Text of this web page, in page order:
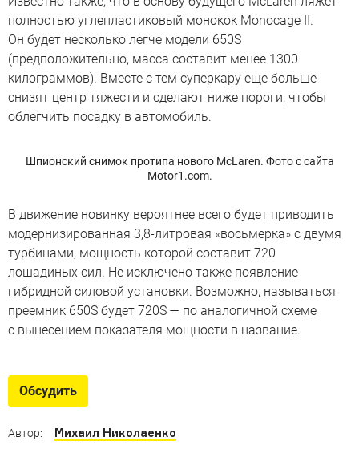
полностью углепластиковый монокок Monocage II.
Он будет несколько легче модели 650S
(предположительно, масса составит менее 1300
килограммов). Вместе с тем суперкару еще больше
снизят центр тяжести и сделают ниже пороги, чтобы
облегчить посадку в автомобиль.
Шпионский снимок протипа нового McLaren. Фото с сайта
Motor1.com.
В движение новинку вероятнее всего будет приводить
модернизированная 3,8-литровая «восьмерка» с двумя
турбинами, мощность которой составит 720
лошадиных сил. Не исключено также появление
гибридной силовой установки. Возможно, называться
преемник 650S будет 720S — по аналогичной схеме
с вынесением показателя мощности в название.
Обсудить
Автор: Михаил Николаенко